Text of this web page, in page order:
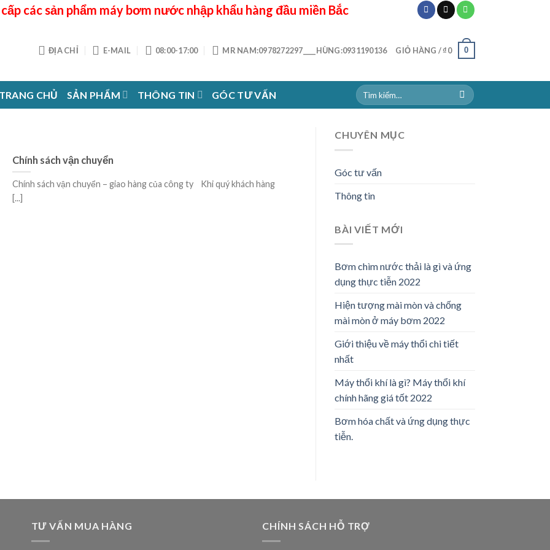
các sản phẩm máy bơm nước nhập khẩu hàng đầu miền Bắc
ĐỊA CHỈ E-MAIL 08:00-17:00 MR NAM:0978272297____HÙNG:0931190136 GIỎ HÀNG /₫0 0
TRANG CHỦ SẢN PHẨM THÔNG TIN GÓC TƯ VẤN
Chính sách vận chuyển
Chính sách vận chuyển – giao hàng của công ty Khi quý khách hàng
[...]
CHUYÊN MỤC
Góc tư vấn
Thông tin
BÀI VIẾT MỚI
Bơm chìm nước thải là gì và ứng
dụng thực tiễn 2022
Hiện tượng mài mòn và chống
mài mòn ở máy bơm 2022
Giới thiệu về máy thổi chi tiết
nhất
Máy thổi khí là gì? Máy thổi khí
chính hãng giá tốt 2022
Bơm hóa chất và ứng dụng thực
tiễn.
TƯ VẤN MUA HÀNG CHÍNH SÁCH HỖ TRỢ